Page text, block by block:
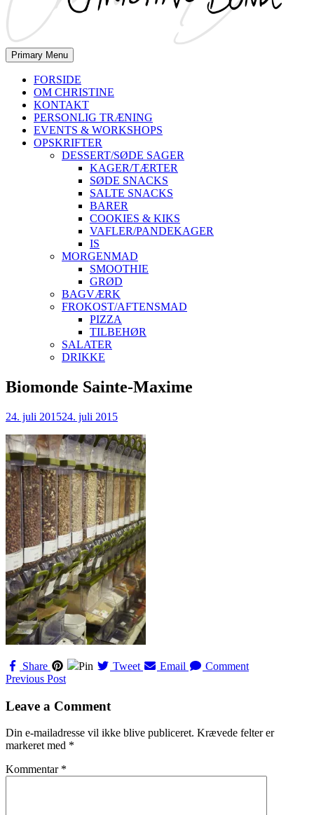
Primary Menu
FORSIDE
OM CHRISTINE
KONTAKT
PERSONLIG TRÆNING
EVENTS & WORKSHOPS
OPSKRIFTER
DESSERT/SØDE SAGER
KAGER/TÆRTER
SØDE SNACKS
SALTE SNACKS
BARER
COOKIES & KIKS
VAFLER/PANDEKAGER
IS
MORGENMAD
SMOOTHIE
GRØD
BAGVÆRK
FROKOST/AFTENSMAD
PIZZA
TILBEHØR
SALATER
DRIKKE
Skip
to
Biomonde Sainte-Maxime
24. juli 201524. juli 2015
Share Pin Tweet Email Comment
Navigation
til
Previous Post
Leave a Comment
Din e-mailadresse vil ikke blive publiceret. Krævede felter er
markeret med *
Kommentar *